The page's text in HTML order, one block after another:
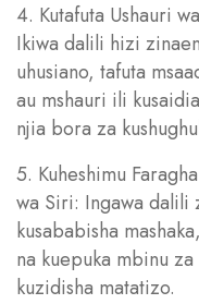
4. Kutafuta Ushauri
Ikiwa dalili hizi
uhusiano, tafuta
au mshauri ili
njia bora za
5. Kuheshimu
wa Siri: Ingawa dalili
kusababisha
na kuepuka mbinu
kuzidisha matatizo.